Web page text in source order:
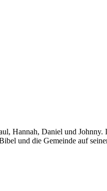
Hannah, Daniel und Johnny.
und die Gemeinde auf